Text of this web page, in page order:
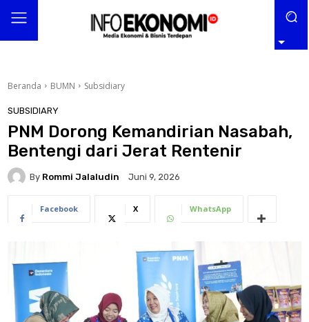
Beranda BUMN Subsidiary
SUBSIDIARY
PNM Dorong Kemandirian Nasabah,
Bentengi dari Jerat Rentenir
By Rommi Jalaludin Juni 9, 2026
Facebook X WhatsApp